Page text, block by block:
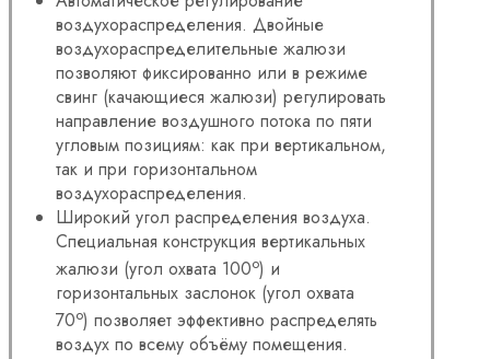
воздухораспределения. Двойные
воздухораспределительные жалюзи
позволяют фиксированно или в режиме
свинг (качающиеся жалюзи) регулировать
направление воздушного потока по пяти
угловым позициям: как при вертикальном,
так и при горизонтальном
воздухораспределения.
Широкий угол распределения воздуха.
Специальная конструкция вертикальных
жалюзи (угол охвата 100o) и
горизонтальных заслонок (угол охвата
70o) позволяет эффективно распределять
воздух по всему объёму помещения.